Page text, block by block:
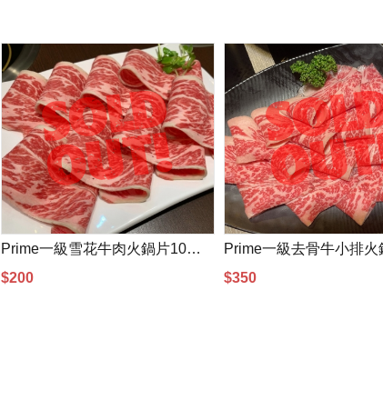
Prime一級雪花牛肉火鍋片10盎司(300g)
$200
$350